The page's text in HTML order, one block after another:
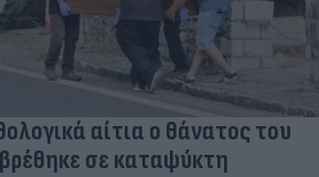
αίτια ο θάνατος του
σε καταψύκτη